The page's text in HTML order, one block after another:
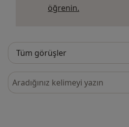
öğrenin.
Görüşler içerisinde ara